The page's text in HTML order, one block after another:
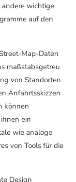
andere wichtige
auf den
Map-Daten
maßstabsgetreu
von Standorten
Anfahrtsskizzen
können
ein
wie analoge
von Tools für die
Design